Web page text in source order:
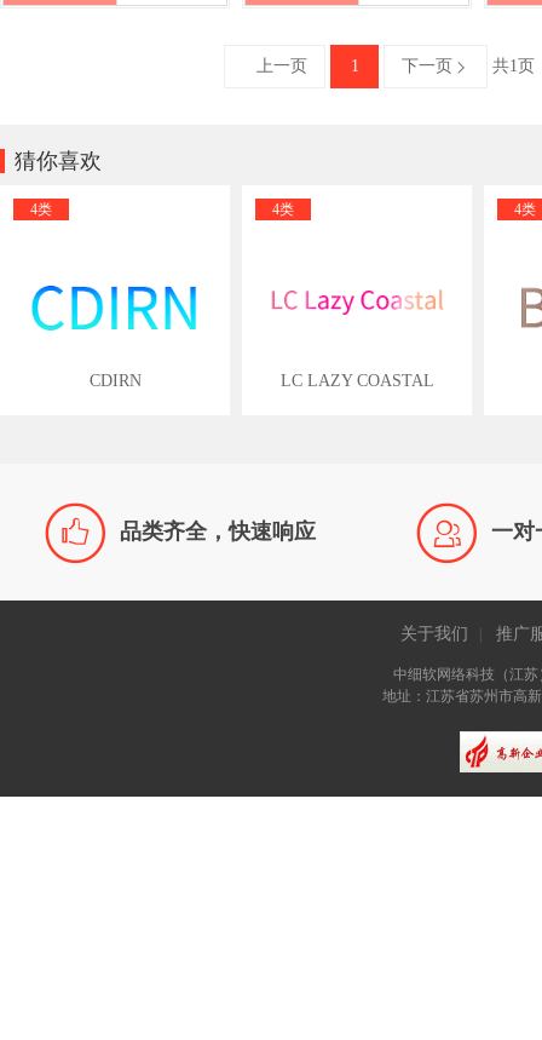
上一页 1 下一页  共1页
猜你喜欢
4类
CDIRN
4类
LC LAZY COASTAL
4类
 品类齐全，快速响应  一对
关于我们 推广
中细软网络科技（江
地址：江苏省苏州市高